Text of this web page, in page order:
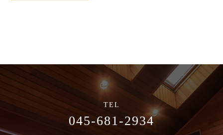
045-681-2934